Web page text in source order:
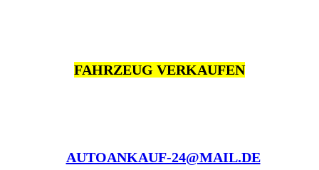
FAHRZEUG VERKAUFEN
AUTOANKAUF-24@MAIL.DE